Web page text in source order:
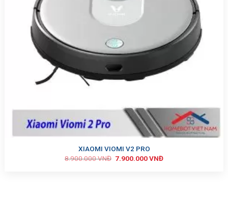
XIAOMI VIOMI V2 PRO
8.900.000VNĐ 7.900.000VNĐ